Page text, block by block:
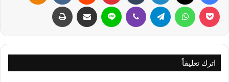
اترك تعليقاً